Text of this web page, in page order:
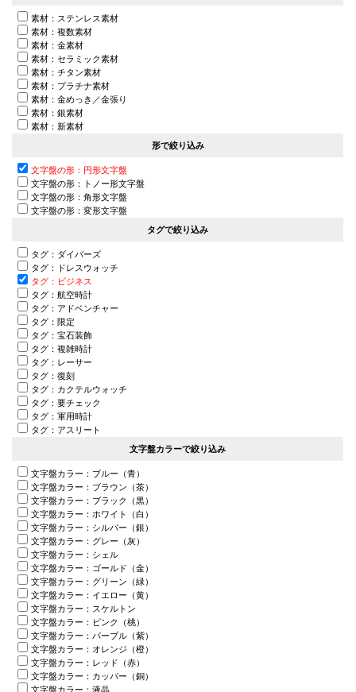
素材：ステンレス素材
素材：複数素材
素材：金素材
素材：セラミック素材
素材：チタン素材
素材：プラチナ素材
素材：金めっき／金張り
素材：銀素材
素材：新素材
形で絞り込み
文字盤の形：円形文字盤
文字盤の形：トノー形文字盤
文字盤の形：角形文字盤
文字盤の形：変形文字盤
タグで絞り込み
タグ：ダイバーズ
タグ：ドレスウォッチ
タグ：ビジネス
タグ：航空時計
タグ：アドベンチャー
タグ：限定
タグ：宝石装飾
タグ：複雑時計
タグ：レーサー
タグ：復刻
タグ：カクテルウォッチ
タグ：要チェック
タグ：軍用時計
タグ：アスリート
文字盤カラーで絞り込み
文字盤カラー：ブルー（青）
文字盤カラー：ブラウン（茶）
文字盤カラー：ブラック（黒）
文字盤カラー：ホワイト（白）
文字盤カラー：シルバー（銀）
文字盤カラー：グレー（灰）
文字盤カラー：シェル
文字盤カラー：ゴールド（金）
文字盤カラー：グリーン（緑）
文字盤カラー：イエロー（黄）
文字盤カラー：スケルトン
文字盤カラー：ピンク（桃）
文字盤カラー：パープル（紫）
文字盤カラー：オレンジ（橙）
文字盤カラー：レッド（赤）
文字盤カラー：カッパー（銅）
文字盤カラー：液晶